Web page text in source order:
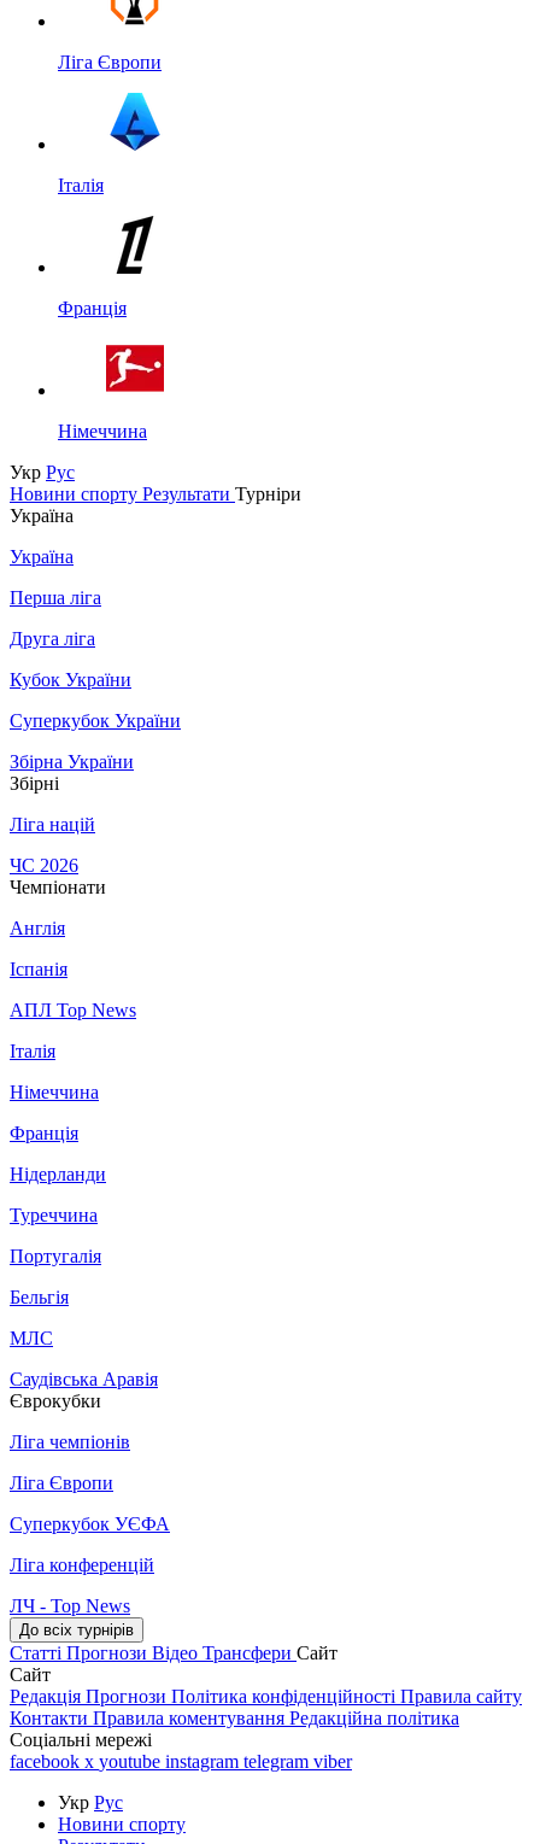
Ліга Європи
Італія
Франція
Німеччина
Укр Рус
Новини спорту Результати Турніри
Україна
Україна
Перша ліга
Друга ліга
Кубок України
Суперкубок України
Збірна України
Збірні
Ліга націй
ЧС 2026
Чемпіонати
Англія
Іспанія
АПЛ Top News
Італія
Німеччина
Франція
Нідерланди
Туреччина
Португалія
Бельгія
МЛС
Саудівська Аравія
Єврокубки
Ліга чемпіонів
Ліга Європи
Суперкубок УЄФА
Ліга конференцій
ЛЧ - Top News
До всіх турнірів
Статті Прогнози Відео Трансфери Сайт
Сайт
Редакція Прогнози Політика конфіденційності Правила сайту
Контакти Правила коментування Редакційна політика
Соціальні мережі
facebook x youtube instagram telegram viber
Укр Рус
Новини спорту